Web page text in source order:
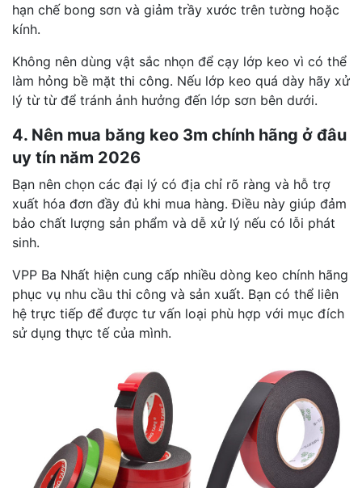
hạn chế bong sơn và giảm trầy xước trên tường hoặc
kính.
Không nên dùng vật sắc nhọn để cạy lớp keo vì có thể
làm hỏng bề mặt thi công. Nếu lớp keo quá dày hãy xử
lý từ từ để tránh ảnh hưởng đến lớp sơn bên dưới.
4. Nên mua băng keo 3m chính hãng ở đâu
uy tín năm 2026
Bạn nên chọn các đại lý có địa chỉ rõ ràng và hỗ trợ
xuất hóa đơn đầy đủ khi mua hàng. Điều này giúp đảm
bảo chất lượng sản phẩm và dễ xử lý nếu có lỗi phát
sinh.
VPP Ba Nhất hiện cung cấp nhiều dòng keo chính hãng
phục vụ nhu cầu thi công và sản xuất. Bạn có thể liên
hệ trực tiếp để được tư vấn loại phù hợp với mục đích
sử dụng thực tế của mình.